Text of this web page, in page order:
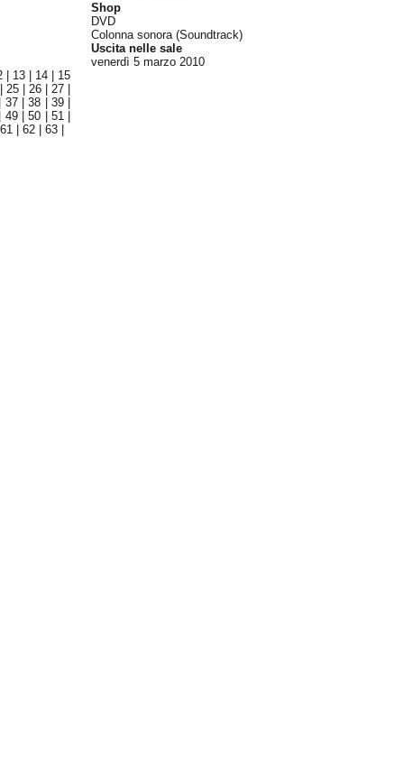
| 13| 14
15
|25 |26 |27
37|38 39|
49|50 51|
61 |62 |63
Shop
DVD
Colonna sonora (Soundtrack)
Uscita nelle sale
venerdì 5 marzo 2010